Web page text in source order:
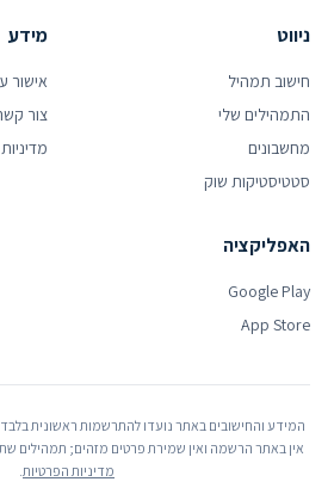
ניווט
חישוב תמהיל
התמהילים שלי
מחשבונים
סטטיסטיקות שוק
מידע
אישור
צור
האפליקציה
Google Play
App Store
המידע והחישובים באתר נועדו להתרשמות ראשונית בלבד
אין באתר הרשמה ואין שמירת פרטים מזהים; תמהילים
מדיניות הפרטיות.